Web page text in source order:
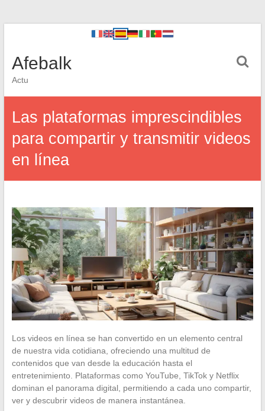
Afebalk
Actu
Las plataformas imprescindibles
para compartir y transmitir videos
en línea
Los videos en línea se han convertido en un elemento central
de nuestra vida cotidiana, ofreciendo una multitud de
contenidos que van desde la educación hasta el
entretenimiento. Plataformas como YouTube, TikTok y Netflix
dominan el panorama digital, permitiendo a cada uno compartir,
ver y descubrir videos de manera instantánea.